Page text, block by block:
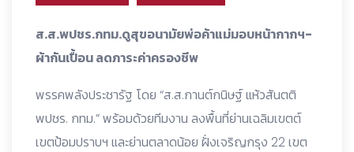
ส.ส.พปชร.กทม.ดูสุขอนามัยพ่อค้าแม่มอบหน้ากากฯ-
ผ้ากันเปื้อน ลดภาระค่าครองชีพ
พรรคพลังประชารัฐ โดย “ส.ส.กานต์กนิษฐ์ แห้วสันตติ
พปชร. กทม.” พร้อมด้วยทีมงาน ลงพื้นที่ย่านเฉลิมเขตต์
เขตป้อมปราบฯ และย่านตลาดน้อย ฝั่งเจริญกรุง 22 เขต